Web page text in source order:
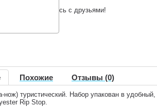
Поделитесь с друзьями!
Похожие Отзывы (0)
туристический. Набор упакован в
Rip Stop.